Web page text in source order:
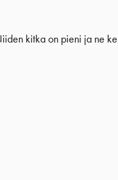
kitka on pieni ja ne